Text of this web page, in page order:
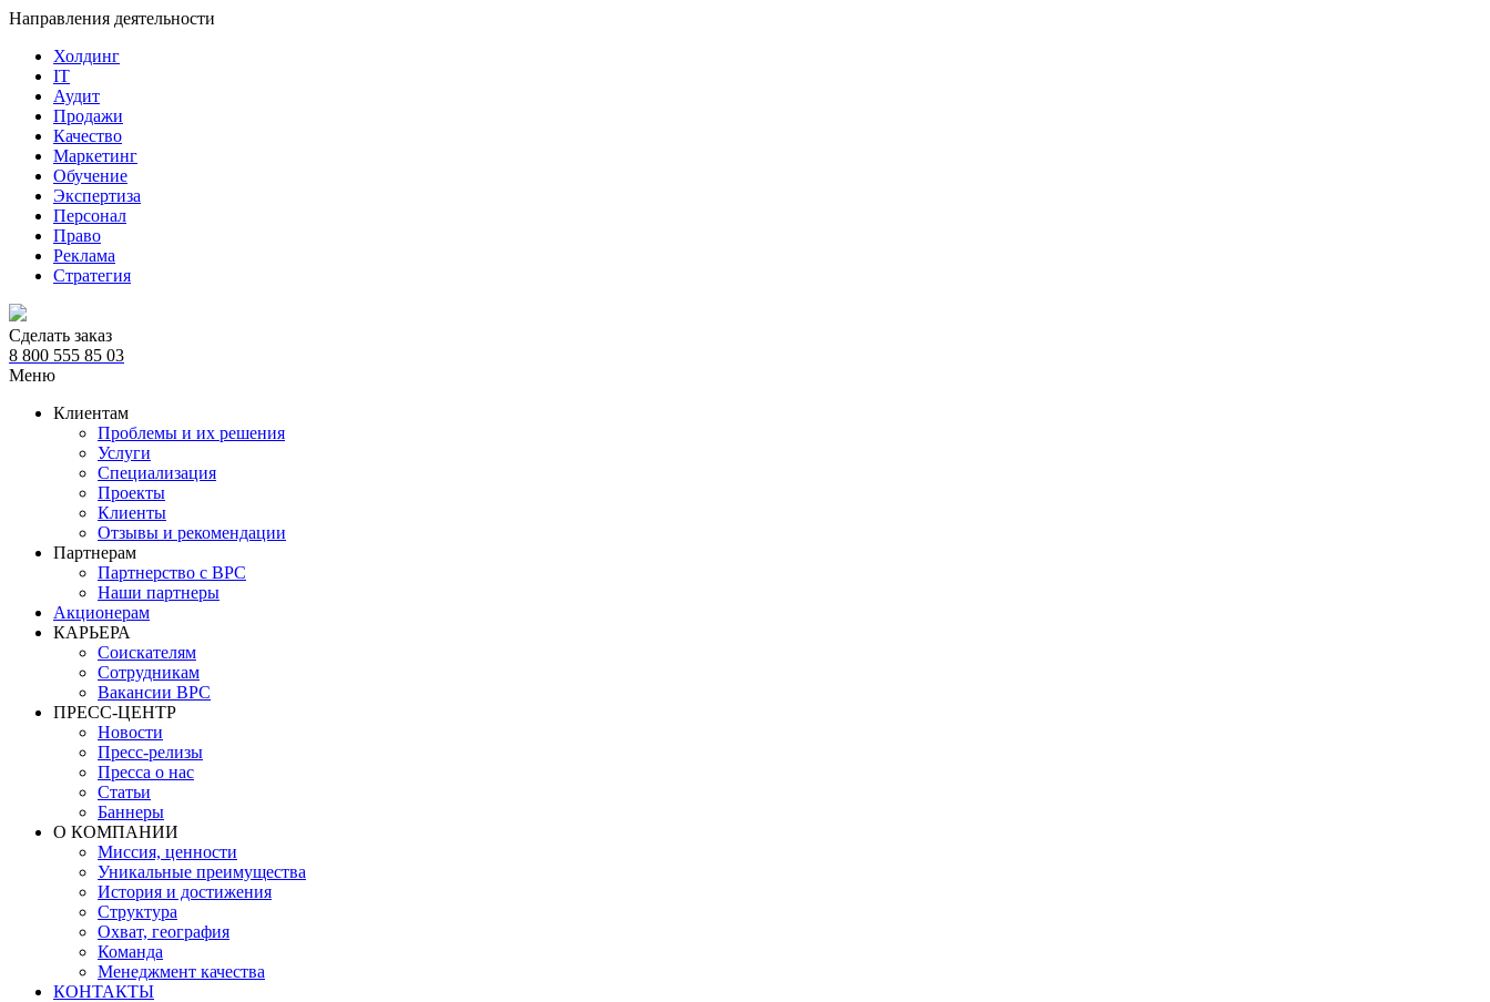
Направления деятельности
Холдинг
IT
Аудит
Продажи
Качество
Маркетинг
Обучение
Экспертиза
Персонал
Право
Реклама
Стратегия
Сделать заказ
8 800 555 85 03
Меню
Клиентам
Проблемы и их решения
Услуги
Специализация
Проекты
Клиенты
Отзывы и рекомендации
Партнерам
Партнерство с BPC
Наши партнеры
Акционерам
КАРЬЕРА
Соискателям
Сотрудникам
Вакансии BPC
ПРЕСС-ЦЕНТР
Новости
Пресс-релизы
Пресса о нас
Статьи
Баннеры
О КОМПАНИИ
Миссия, ценности
Уникальные преимущества
История и достижения
Структура
Охват, география
Команда
Менеджмент качества
КОНТАКТЫ